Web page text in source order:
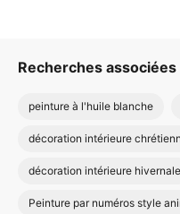
Recherches associées
peinture à l'huile blanche
décoration intérieure
décoration intérieure hivernale
Peinture par numéros style